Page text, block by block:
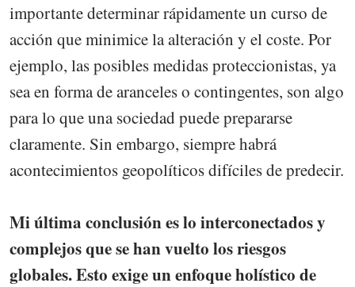
importante determinar rápidamente un curso de
acción que minimice la alteración y el coste. Por
ejemplo, las posibles medidas proteccionistas, ya
sea en forma de aranceles o contingentes, son algo
para lo que una sociedad puede prepararse
claramente. Sin embargo, siempre habrá
acontecimientos geopolíticos difíciles de predecir.
Mi última conclusión es lo interconectados y
complejos que se han vuelto los riesgos
globales. Esto exige un enfoque holístico de